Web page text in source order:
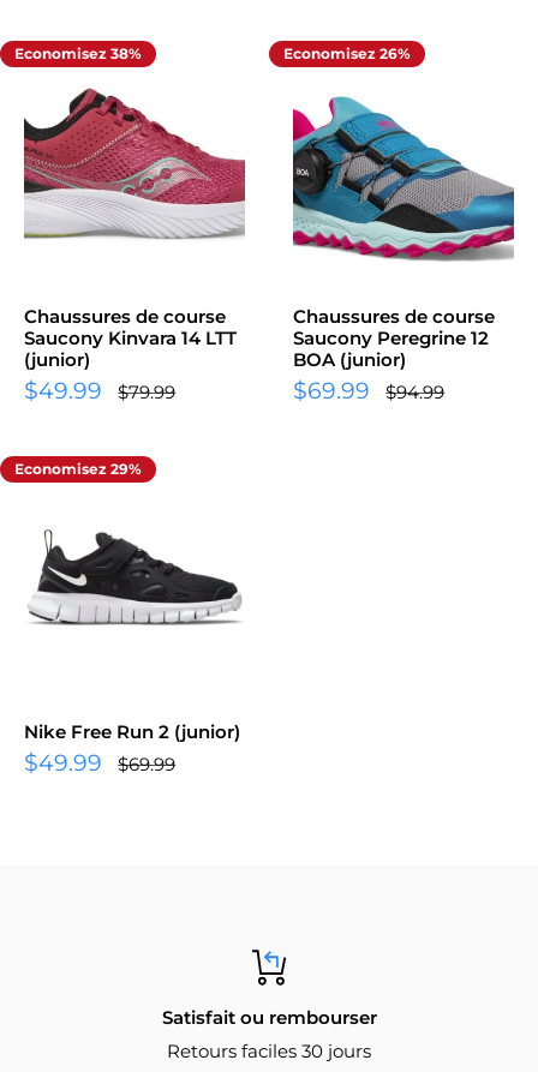
Economisez 38%
Chaussures de course
Saucony Kinvara 14 LTT
(junior)
$49.99 $79.99
Economisez 26%
Chaussures de course
Saucony Peregrine 12
BOA (junior)
$69.99 $94.99
Economisez 29%
Nike Free Run 2 (junior)
$49.99 $69.99
Satisfait ou rembourser
Retours faciles 30 jours